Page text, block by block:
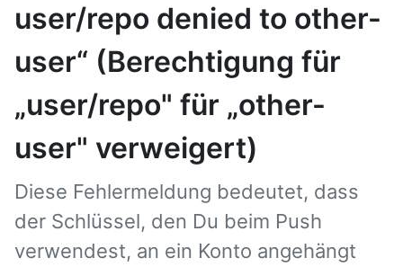
user/repo denied to other-
user“ (Berechtigung für
„user/repo" für „other-
user" verweigert)
Diese Fehlermeldung bedeutet, dass
der Schlüssel, den Du beim Push
verwendest, an ein Konto angehängt